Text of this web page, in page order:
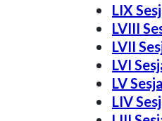
LIX
LVIII
LVII
LVI
LV
LIV